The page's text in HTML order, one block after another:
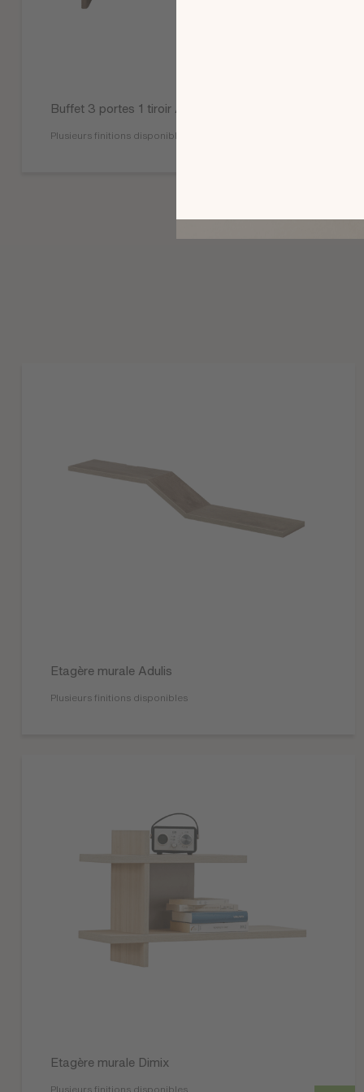
Buffet 3 portes 1 tiroir Atoll
Plusieurs finitions disponibles
Etagère murale Adulis
Plusieurs finitions disponibles
Etagère murale Dimix
Plusieurs finitions disponibles